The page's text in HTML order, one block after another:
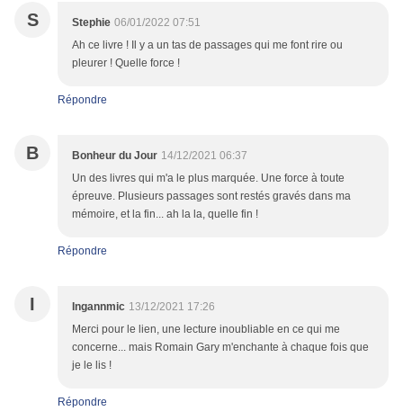
S Stephie 06/01/2022 07:51
Ah ce livre ! Il y a un tas de passages qui me font rire ou
pleurer ! Quelle force !
Répondre
B Bonheur du Jour 14/12/2021 06:37
Un des livres qui m'a le plus marquée. Une force à toute
épreuve. Plusieurs passages sont restés gravés dans ma
mémoire, et la fin... ah la la, quelle fin !
Répondre
I Ingannmic 13/12/2021 17:26
Merci pour le lien, une lecture inoubliable en ce qui me
concerne... mais Romain Gary m'enchante à chaque fois que
je le lis !
Répondre